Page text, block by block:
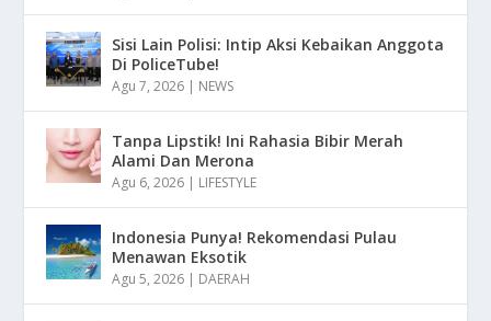
Sisi Lain Polisi: Intip Aksi Kebaikan Anggota
Di PoliceTube!
Agu 7, 2026 | NEWS
Tanpa Lipstik! Ini Rahasia Bibir Merah
Alami Dan Merona
Agu 6, 2026 | LIFESTYLE
Indonesia Punya! Rekomendasi Pulau
Menawan Eksotik
Agu 5, 2026 | DAERAH